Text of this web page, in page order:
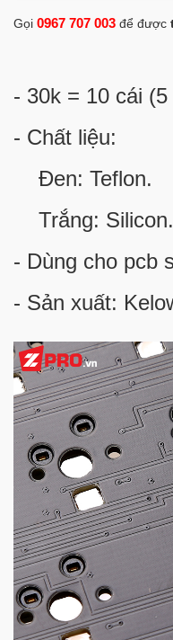
Gọi 0967 707 003 để được
- 30k = 10 cái (5
- Chất liệu:
Đen: Teflon.
Trắng: Silicon.
- Dùng cho pcb
- Sản xuất: